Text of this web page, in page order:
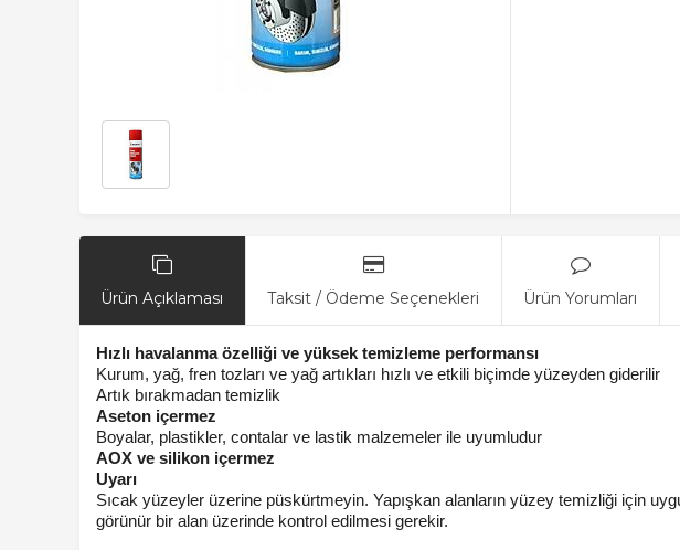
Ürün Açıklaması Taksit / Ödeme Seçenekleri Ürün Yorumları
Hızlı havalanma özelliği ve yüksek temizleme performansı
Kurum, yağ, fren tozları ve yağ artıkları hızlı ve etkili biçimde yüzeyden giderilir
Artık bırakmadan temizlik
Aseton içermez
Boyalar, plastikler, contalar ve lastik malzemeler ile uyumludur
AOX ve silikon içermez
Uyarı
Sıcak yüzeyler üzerine püskürtmeyin. Yapışkan alanların yüzey temizliği için
görünür bir alan üzerinde kontrol edilmesi gerekir.